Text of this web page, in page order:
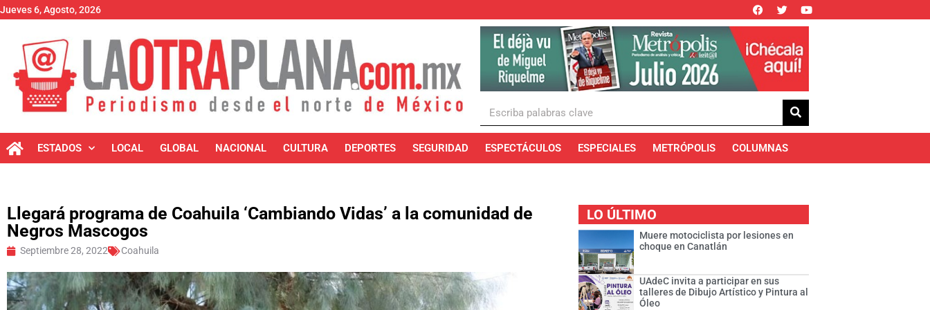
Jueves 6, Agosto, 2026
ESTADOS LOCAL GLOBAL NACIONAL CULTURA DEPORTES SEGURIDAD ESPECTÁCULOS ESPECIALES METRÓPOLIS COLUMNAS
Llegará programa de Coahuila ‘Cambiando Vidas’ a la comunidad de
Negros Mascogos
Septiembre 28, 2022 Coahuila
LO ÚLTIMO
Muere motociclista por lesiones en
choque en Canatlán
UAdeC invita a participar en sus
talleres de Dibujo Artístico y Pintura al
Óleo